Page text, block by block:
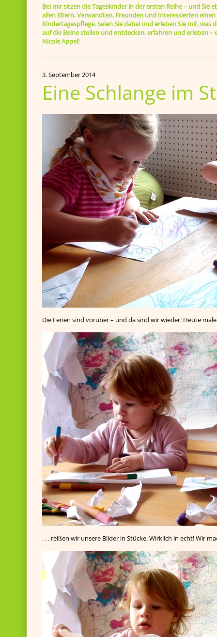
Bei mir sitzen die Tageskinder in der ersten Reihe – und Sie
allen Eltern, Verwandten, Freunden und Interessierten
Kindertagespflege. Seien Sie dabei und erleben Sie mit, was
auf die Beine stellen und entdecken, erfahren und erleben
Nicole Appel!
3. September 2014
Eine Schlange im
Die Ferien sind vorüber – und da sind wir wieder: Heute
. . . reißen wir unsere Bilder in Stücke. Wirklich in echt! Wir